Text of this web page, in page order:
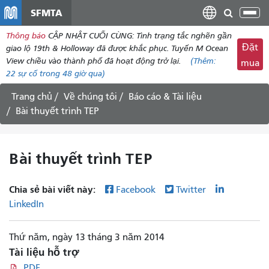
dung
SFMTA
Thông báo CẬP NHẬT CUỐI CÙNG: Tình trạng tắc nghẽn gần
giao lộ 19th & Holloway đã được khắc phục. Tuyến M Ocean
View chiều vào thành phố đã hoạt động trở lại.
(Thêm:
22 sự cố trong 48 giờ qua)
Đặt
mua
Trang chủ Về chúng tôi
Báo cáo & Tài liệu
Bài thuyết trình TEP
Bài thuyết trình TEP
Chia sẻ bài viết này: Facebook
Twitter
LinkedIn
Thứ năm, ngày 13 tháng 3 năm 2014
Tài liệu hỗ trợ